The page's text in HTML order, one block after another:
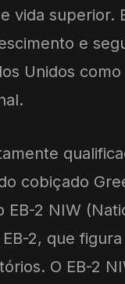
vida superior.
e
Unidos
cobiçado
EB-2 NIW
2, que
O EB-2